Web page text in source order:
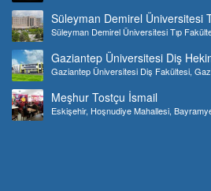
Süleyman Demirel Üniversitesi
Süleyman Demirel Üniversitesi Tıp
Gaziantep Üniversitesi Diş
Gaziantep Üniversitesi Diş Fakültesi,
Meşhur Tostçu İsmail
Eskişehir, Hoşnudiye Mahallesi,